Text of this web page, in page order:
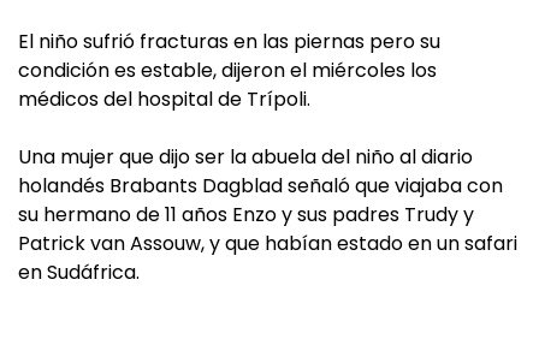
El niño sufrió fracturas en las piernas pero su
condición es estable, dijeron el miércoles los
médicos del hospital de Trípoli.
Una mujer que dijo ser la abuela del niño al diario
holandés Brabants Dagblad señaló que viajaba con
su hermano de 11 años Enzo y sus padres Trudy y
Patrick van Assouw, y que habían estado en un safari
en Sudáfrica.